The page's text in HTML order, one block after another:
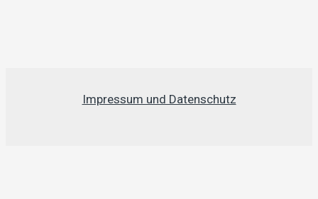
Impressum und Datenschutz